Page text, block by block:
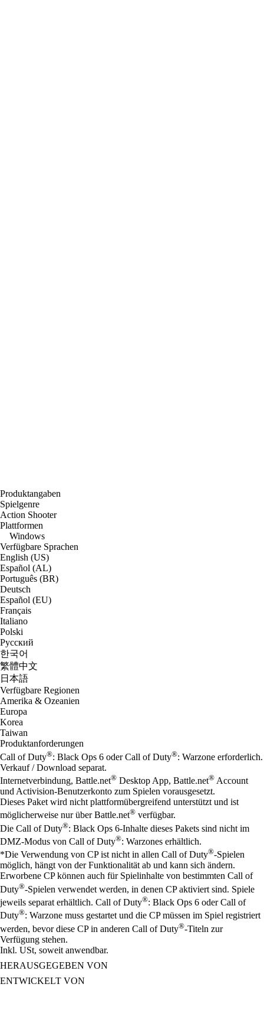
Produktangaben
Spielgenre
Action Shooter
Plattformen
Windows
Verfügbare Sprachen
English (US)
Español (AL)
Português (BR)
Deutsch
Español (EU)
Français
Italiano
Polski
Русский
한국어
繁體中文
日本語
Verfügbare Regionen
Amerika & Ozeanien
Europa
Korea
Taiwan
Produktanforderungen
Call of Duty®: Black Ops 6 oder Call of Duty®: Warzone erforderlich.
Verkauf / Download separat.
Internetverbindung, Battle.net® Desktop App, Battle.net® Account
und Activision-Benutzerkonto zum Spielen vorausgesetzt.
Dieses Paket wird nicht plattformübergreifend unterstützt und ist
möglicherweise nur über Battle.net® verfügbar.
Die Call of Duty®: Black Ops 6-Inhalte dieses Pakets sind nicht im
DMZ-Modus von Call of Duty®: Warzones erhältlich.
*Die Verwendung von CP ist nicht in allen Call of Duty®-Spielen
möglich, hängt von der Funktionalität ab und kann sich ändern.
Erworbene CP können auch für Spielinhalte von bestimmten Call of
Duty®-Spielen verwendet werden, in denen CP aktiviert sind. Spiele
jeweils separat erhältlich. Call of Duty®: Black Ops 6 oder Call of
Duty®: Warzone muss gestartet und die CP müssen im Spiel registriert
werden, bevor diese CP in anderen Call of Duty®-Titeln zur
Verfügung stehen.
Inkl. USt, soweit anwendbar.
HERAUSGEGEBEN VON
ENTWICKELT VON